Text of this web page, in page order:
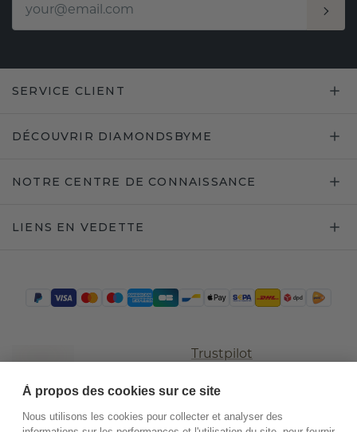
SERVICE CLIENT
DÉCOUVRIR DIAMONDSBYME
NOTRE CENTRE DE CONNAISSANCE
LIENS EN VEDETTE
Trustpilot
À propos des cookies sur ce site
Nous utilisons les cookies pour collecter et analyser des